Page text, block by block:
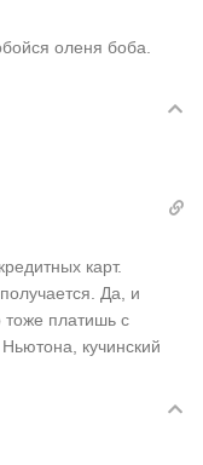
оленя боба.
карт.
Да, и
тоже платишь с
кучинский